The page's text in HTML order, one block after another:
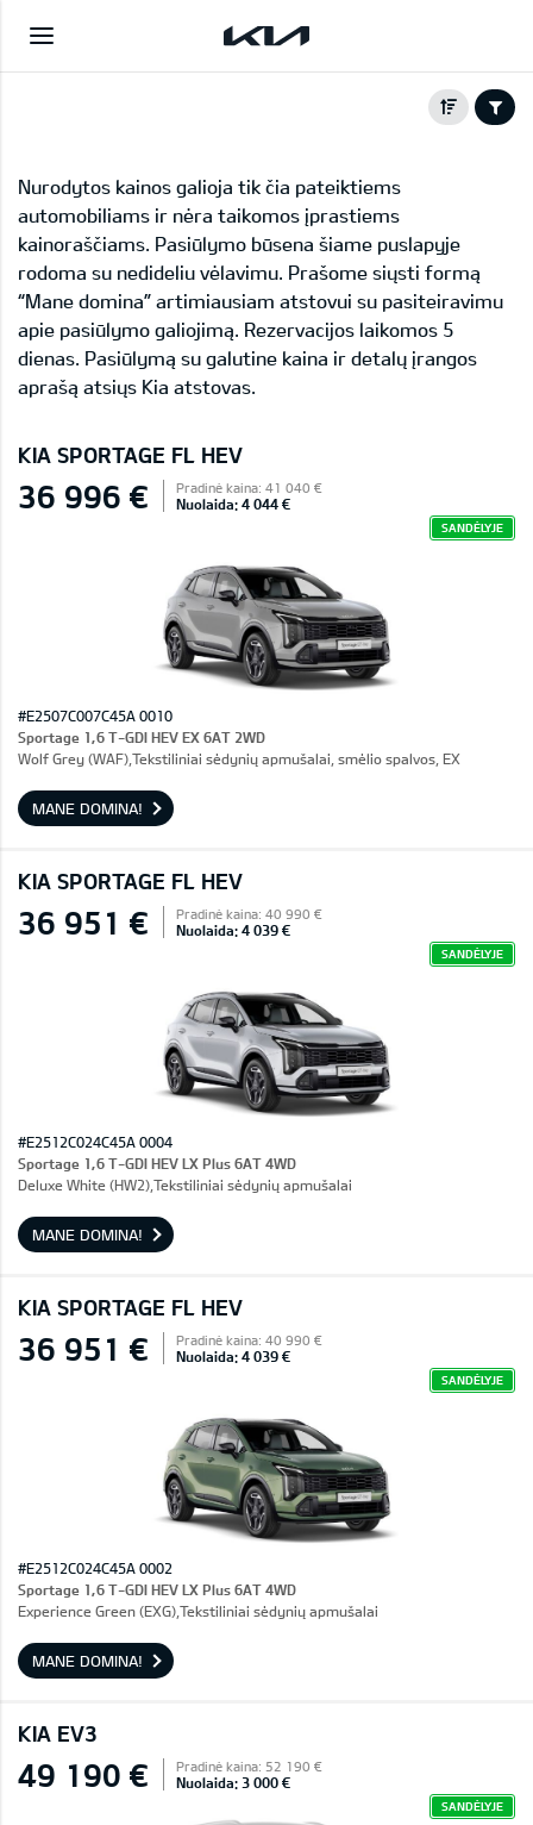
Nurodytos kainos galioja tik čia pateiktiems
automobiliams ir nėra taikomos įprastiems
kainoraščiams. Pasiūlymo būsena šiame puslapyje
rodoma su nedideliu vėlavimu. Prašome siųsti formą
“Mane domina” artimiausiam atstovui su pasiteiravimu
apie pasiūlymo galiojimą. Rezervacijos laikomos 5
dienas. Pasiūlymą su galutine kaina ir detalų įrangos
aprašą atsiųs Kia atstovas.
KIA SPORTAGE FL HEV
36 996 € Pradinė kaina: 41 040 €
Nuolaida: 4 044 €
SANDĖLYJE
#E2507C007C45A 0010
Sportage 1,6 T-GDI HEV EX 6AT 2WD
Wolf Grey (WAF),Tekstiliniai sėdynių apmušalai, smėlio spalvos, EX
MANE DOMINA!
KIA SPORTAGE FL HEV
36 951 € Pradinė kaina: 40 990 €
Nuolaida: 4 039 €
SANDĖLYJE
#E2512C024C45A 0004
Sportage 1,6 T-GDI HEV LX Plus 6AT 4WD
Deluxe White (HW2),Tekstiliniai sėdynių apmušalai
MANE DOMINA!
KIA SPORTAGE FL HEV
36 951 € Pradinė kaina: 40 990 €
Nuolaida: 4 039 €
SANDĖLYJE
#E2512C024C45A 0002
Sportage 1,6 T-GDI HEV LX Plus 6AT 4WD
Experience Green (EXG),Tekstiliniai sėdynių apmušalai
MANE DOMINA!
KIA EV3
49 190 € Pradinė kaina: 52 190 €
Nuolaida: 3 000 €
SANDĖLYJE